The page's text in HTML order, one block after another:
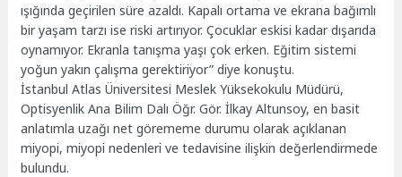
ışığında geçirilen süre azaldı. Kapalı ortama ve ekrana bağımlı
bir yaşam tarzı ise riski artırıyor. Çocuklar eskisi kadar dışarıda
oynamıyor. Ekranla tanışma yaşı çok erken. Eğitim sistemi
yoğun yakın çalışma gerektiriyor” diye konuştu.
İstanbul Atlas Üniversitesi Meslek Yüksekokulu Müdürü,
Optisyenlik Ana Bilim Dalı Öğr. Gör. İlkay Altunsoy, en basit
anlatımla uzağı net görememe durumu olarak açıklanan
miyopi, miyopi nedenleri ve tedavisine ilişkin değerlendirmede
bulundu.